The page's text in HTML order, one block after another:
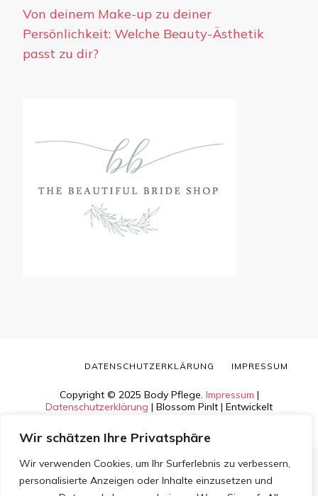
Wir schätzen Ihre Privatsphäre
Wir verwenden Cookies, um Ihr Surferlebnis zu verbessern,
personalisierte Anzeigen oder Inhalte einzusetzen und
Von deinem Make-up zu deiner
Persönlichkeit: Welche Beauty-Ästhetik
passt zu dir?
Copyright © 2025 Body Pflege. Impressum |
Datenschutzerklärung | Blossom PinIt | Entwickelt
DATENSCHUTZERKLÄRUNG IMPRESSUM